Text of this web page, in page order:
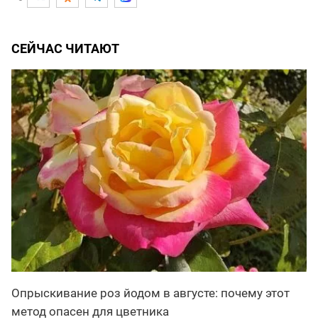
СЕЙЧАС ЧИТАЮТ
Опрыскивание роз йодом в августе: почему этот
метод опасен для цветника